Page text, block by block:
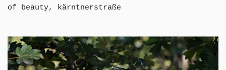
of beauty, kärntnerstraße